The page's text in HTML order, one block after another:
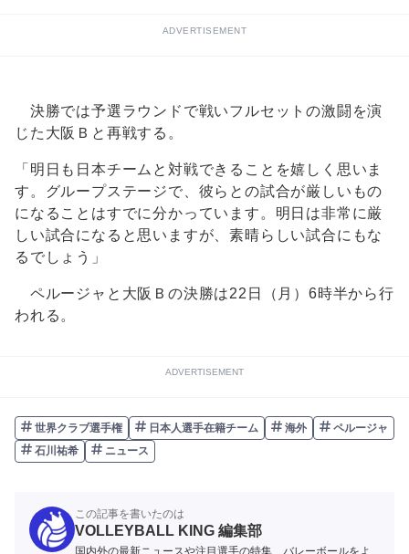
ADVERTISEMENT
決勝では予選ラウンドで戦いフルセットの激闘を演
じた大阪Ｂと再戦する。
「明日も日本チームと対戦できることを嬉しく思いま
す。グループステージで、彼らとの試合が厳しいもの
になることはすでに分かっています。明日は非常に厳
しい試合になると思いますが、素晴らしい試合にもな
るでしょう」
ペルージャと大阪Ｂの決勝は22日（月）6時半から行
われる。
ADVERTISEMENT
世界クラブ選手権 日本人選手在籍チーム 海外
ペルージャ
石川祐希
ニュース
この記事を書いたのは
VOLLEYBALL KING 編集部